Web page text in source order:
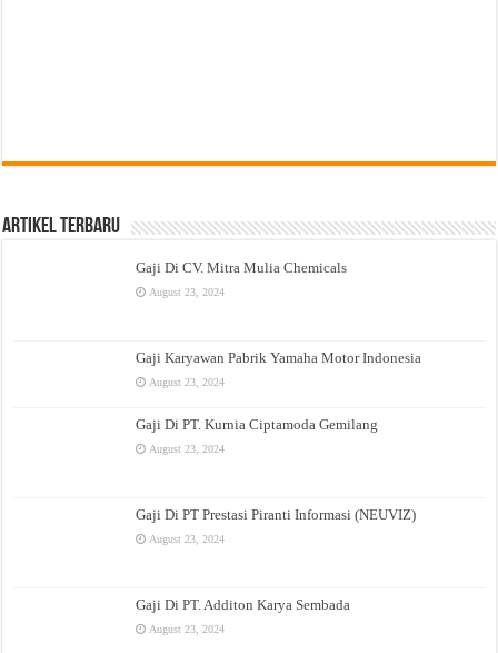
Artikel Terbaru
Gaji Di CV. Mitra Mulia Chemicals
August 23, 2024
Gaji Karyawan Pabrik Yamaha Motor Indonesia
August 23, 2024
Gaji Di PT. Kurnia Ciptamoda Gemilang
August 23, 2024
Gaji Di PT Prestasi Piranti Informasi (NEUVIZ)
August 23, 2024
Gaji Di PT. Additon Karya Sembada
August 23, 2024